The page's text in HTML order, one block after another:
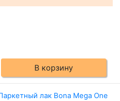
В корзину
лак Bona Mega One